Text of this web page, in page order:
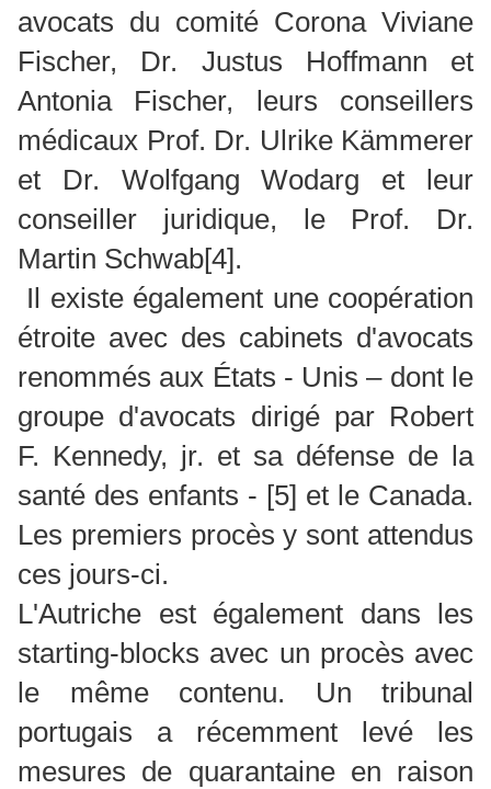
avocats du comité Corona Viviane
Fischer, Dr. Justus Hoffmann et
Antonia Fischer, leurs conseillers
médicaux Prof. Dr. Ulrike Kämmerer
et Dr. Wolfgang Wodarg et leur
conseiller juridique, le Prof. Dr.
Martin Schwab[4].
Il existe également une coopération
étroite avec des cabinets d'avocats
renommés aux États - Unis – dont le
groupe d'avocats dirigé par Robert
F. Kennedy, jr. et sa défense de la
santé des enfants - [5] et le Canada.
Les premiers procès y sont attendus
ces jours-ci.
L'Autriche est également dans les
starting-blocks avec un procès avec
le même contenu. Un tribunal
portugais a récemment levé les
mesures de quarantaine en raison